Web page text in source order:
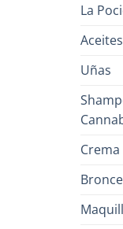
La
Uñas
Crema